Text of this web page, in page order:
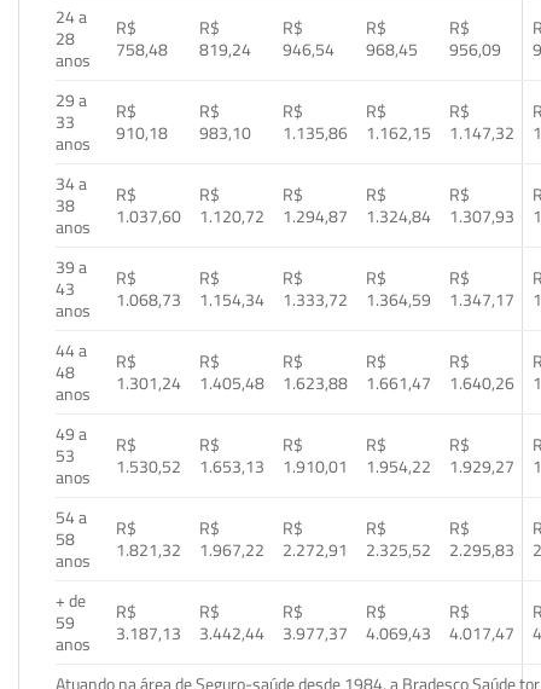
24 a
28
anos
R$
758,48
R$
819,24
R$
946,54
R$
968,45
R$
956,09
29 a
33
anos
R$
910,18
R$
983,10
R$
1.135,86
R$
1.162,15
R$
1.147,32
34 a
38
anos
R$
1.037,60
R$
1.120,72
R$
1.294,87
R$
1.324,84
R$
1.307,93
39 a
43
anos
R$
1.068,73
R$
1.154,34
R$
1.333,72
R$
1.364,59
R$
1.347,17
44 a
48
anos
R$
1.301,24
R$
1.405,48
R$
1.623,88
R$
1.661,47
R$
1.640,26
49 a
53
anos
R$
1.530,52
R$
1.653,13
R$
1.910,01
R$
1.954,22
R$
1.929,27
54 a
58
anos
R$
1.821,32
R$
1.967,22
R$
2.272,91
R$
2.325,52
R$
2.295,83
+ de
59
anos
R$
3.187,13
R$
3.442,44
R$
3.977,37
R$
4.069,43
R$
4.017,47